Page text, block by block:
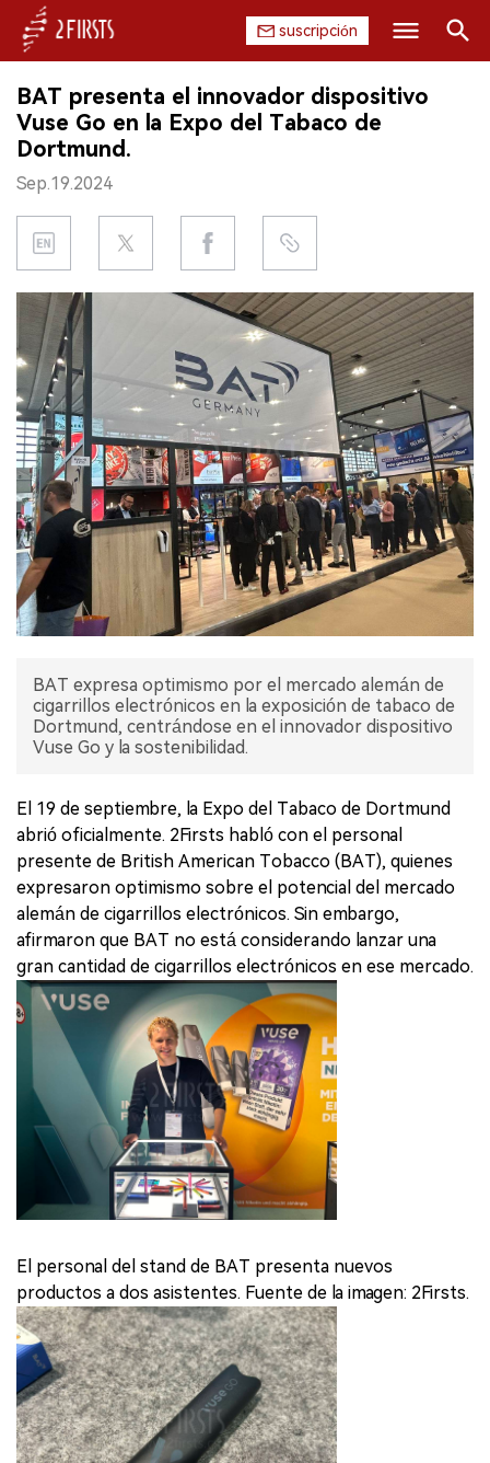
suscripción
INICIO
EMPRESA
PRODUCTO
REGULACIÓN
CHINA
DATOS
EXPOSICIÓN
ENTREVISTA
Buscar
BAT presenta el innovador dispositivo
Vuse Go en la Expo del Tabaco de
Dortmund.
Sep.19.2024
BAT expresa optimismo por el mercado alemán de
cigarrillos electrónicos en la exposición de tabaco de
Dortmund, centrándose en el innovador dispositivo
Vuse Go y la sostenibilidad.
El 19 de septiembre, la Expo del Tabaco de Dortmund
abrió oficialmente. 2Firsts habló con el personal
presente de British American Tobacco (BAT), quienes
expresaron optimismo sobre el potencial del mercado
alemán de cigarrillos electrónicos. Sin embargo,
afirmaron que BAT no está considerando lanzar una
gran cantidad de cigarrillos electrónicos en ese mercado.
El personal del stand de BAT presenta nuevos
productos a dos asistentes. Fuente de la imagen: 2Firsts.